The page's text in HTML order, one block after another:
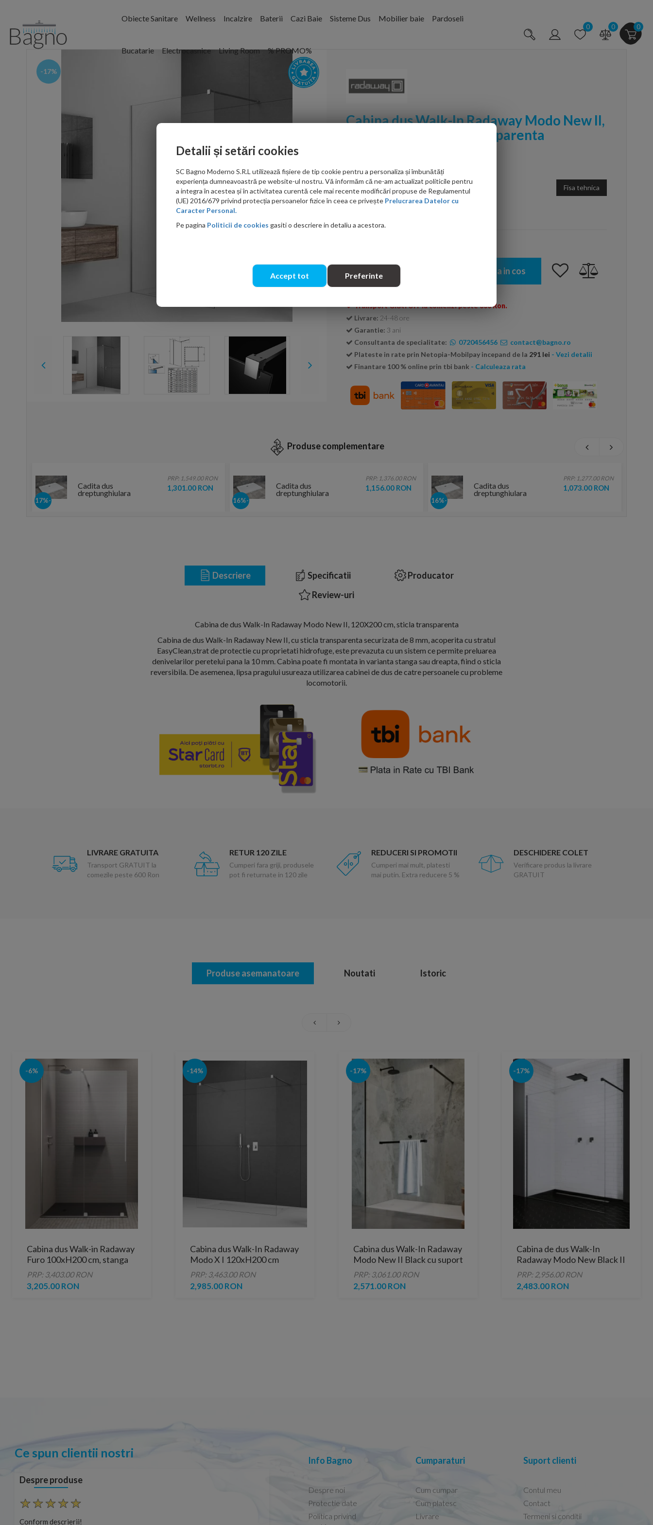
Obiecte Sanitare Wellness Incalzire Baterii Cazi Baie Sisteme Dus Mobilier baie Pardoseli
Bucatarie Electrocasnice Living Room % PROMO%
0 0 0
-17%
Cabina dus Walk-In Radaway Modo New II,
120X200 cm, sticla transparenta
PRP: 2,080.00 RON
1,747.00 RON Fisa tehnica
Adauga in cos
Transport GRATUIT la comenzi peste 600 Ron.
Livrare: 24-48 ore
Garantie: 3 ani
Consultanta de specialitate:
0720456456
contact@bagno.ro
Plateste in rate prin Netopia-Mobilpay incepand de la 291 lei - Vezi detalii
Finantare 100 % online prin tbi bank - Calculeaza rata
Produse complementare
-16%
Cadita dus
dreptunghiulara
Radaway Doros D,
PRP: 1,277.00 RON
1,073.00 RON
-16%
Cadita dus
dreptunghiulara
Radaway Doros D,
PRP: 1,376.00 RON
1,156.00 RON
-17%
Cadita dus
dreptunghiulara
Radaway Doros D,
PRP: 1,549.00 RON
1,301.00 RON
Descriere Specificatii
Producator
Review-uri
Cabina de dus Walk-In Radaway Modo New II, 120X200 cm, sticla transparenta
Cabina de dus Walk-In Radaway New II, cu sticla transparenta securizata de 8 mm, acoperita cu stratul
EasyClean,strat de protectie cu proprietati hidrofuge, este prevazuta cu un sistem ce permite preluarea
denivelarilor peretelui pana la 10 mm. Cabina poate fi montata in varianta stanga sau dreapta, fiind o sticla
reversibila. De asemenea, lipsa pragului usureaza utilizarea cabinei de dus de catre persoanele cu probleme
locomotorii.
LIVRARE GRATUITA
Transport GRATUIT la
comezile peste 600 Ron
RETUR 120 ZILE
Cumperi fara griji, produsele
pot fi returnate in 120 zile
REDUCERI SI PROMOTII
Cumperi mai mult, platesti
mai putin. Extra reducere 5 %
DESCHIDERE COLET
Verificare produs la livrare
GRATUIT
Produse asemanatoare Noutati Istoric
-6%
Cabina dus Walk-in Radaway
Furo 100xH200 cm, stanga
PRP: 3,403.00 RON
3,205.00 RON
-14%
Cabina dus Walk-In Radaway
Modo X I 120xH200 cm
PRP: 3,463.00 RON
2,985.00 RON
-17%
Cabina dus Walk-In Radaway
Modo New II Black cu suport
prosop 105xH200 cm
PRP: 3,061.00 RON
2,571.00 RON
-17%
Cabina de dus Walk-In
Radaway Modo New Black II
145 x H200 cm profil negru
mat
PRP: 2,956.00 RON
2,483.00 RON
Ce spun clientii nostri
Despre produse
Conform descrierii! Conform descrierii! Capacele Grohe sunt de bună calitate și se
Info Bagno
Despre noi
Protectie date
Politica privind
Cumparaturi
Cum cumpar
Cum platesc
Livrare
Suport clienti
Contul meu
Contact
Termeni si conditii
Detalii și setări cookies
SC Bagno Moderno S.R.L utilizează fișiere de tip cookie pentru a personaliza și îmbunătăți
experiența dumneavoastră pe website-ul nostru. Vă informăm că ne-am actualizat politicile pentru
a integra în acestea și în activitatea curentă cele mai recente modificări propuse de Regulamentul
(UE) 2016/679 privind protecția persoanelor fizice în ceea ce privește Prelucrarea Datelor cu
Caracter Personal.
Pe pagina Politicii de cookies gasiti o descriere in detaliu a acestora.
Accept tot Preferinte